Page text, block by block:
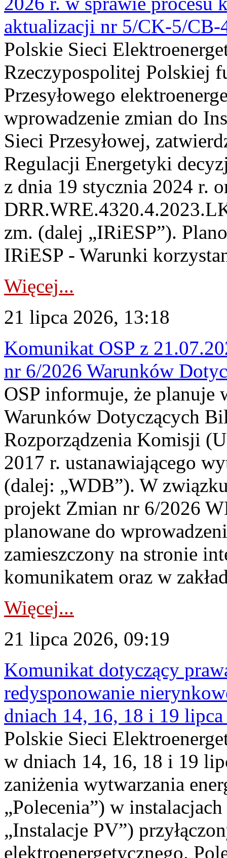
aktualizacji nr 5/CK-5/CB-
Polskie Sieci
Rzeczypospolitej Polskiej
Przesyłowego
wprowadzenie zmian do
Sieci Przesyłowej,
Regulacji Energetyki
z dnia 19 stycznia 2024 r.
zm. (dalej „IRiESP”).
IRiESP - Warunki
Więcej...
21 lipca 2026, 13:18
Komunikat OSP z
nr 6/2026 Warunków
OSP informuje, że planuje
Warunków Dotyczących
Rozporządzenia Komisji
2017 r. ustanawiającego
(dalej: „WDB”). W
projekt Zmian nr 6/2026
planowane do
zamieszczony na stronie
komunikatem oraz w
Więcej...
21 lipca 2026, 09:19
Komunikat dotyczący
redysponowanie
dniach 14, 16, 18 i 19
Polskie Sieci
w dniach 14, 16, 18 i 19
zaniżenia wytwarzania
„Polecenia”) w
„Instalacje PV”)
elektroenergetycznego.